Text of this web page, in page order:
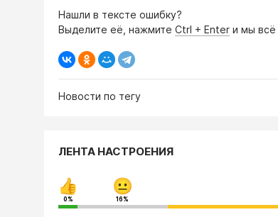
Нашли в тексте ошибку?
Выделите её, нажмите Ctrl + Enter и мы всё
Новости по тегу
ЛЕНТА НАСТРОЕНИЯ
0% 16%